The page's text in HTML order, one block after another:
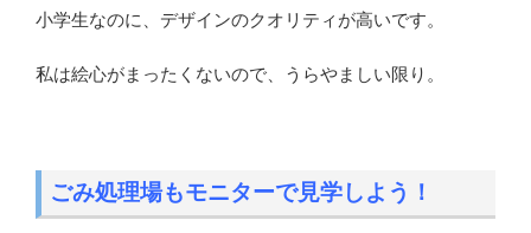
小学生なのに、デザインのクオリティが高いです。
私は絵心がまったくないので、うらやましい限り。
ごみ処理場もモニターで見学しよう！